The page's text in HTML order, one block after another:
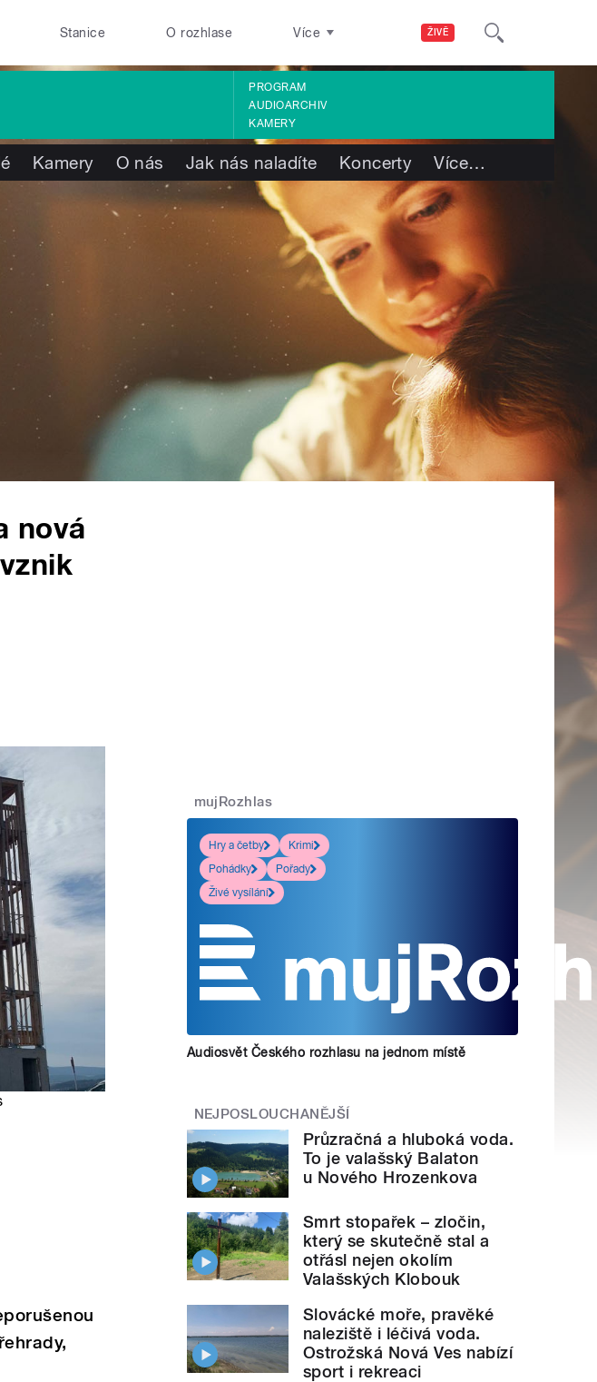
ŽIVĚ
Stanice O rozhlase Více
PROGRAM
AUDIOARCHIV
KAMERY
Kamery O nás Jak nás naladíte Koncerty Více…
nová
mujRozhlas
Hry a četby
Krimi
Pohádky
Pořady
Živé vysílání
Audiosvět Českého rozhlasu na jednom místě
NEJPOSLOUCHANĚJŠÍ
Průzračná a hluboká voda.
To je valašský Balaton
u Nového Hrozenkova
Smrt stopařek – zločin,
který se skutečně stal a
otřásl nejen okolím
Valašských Klobouk
Slovácké moře, pravěké
naleziště i léčivá voda.
Ostrožská Nová Ves nabízí
sport i rekreaci